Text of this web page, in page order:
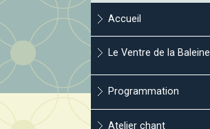
Accueil
Le Ventre de la Baleine
Programmation
Atelier chant